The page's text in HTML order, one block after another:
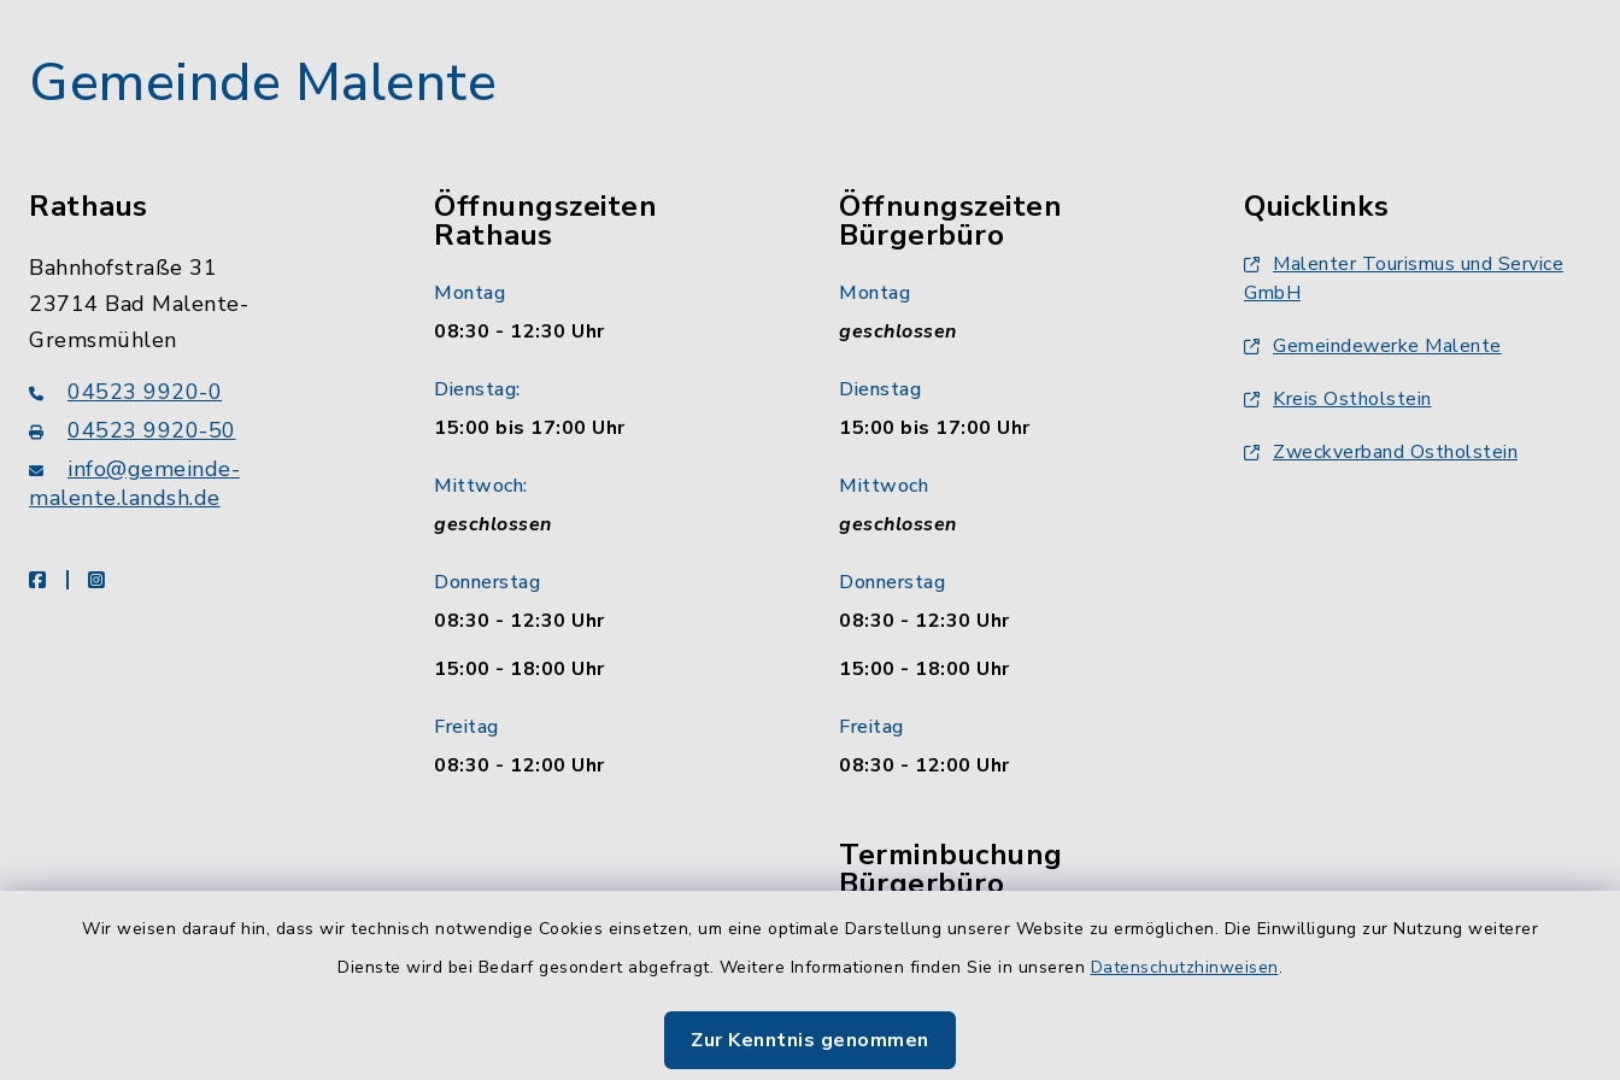
Wir weisen darauf hin, dass wir technisch notwendige Cookies einsetzen, um eine optimale Darstellung unserer Website zu ermöglichen. Die Einwilligung zur Nutzung weiterer
Dienste wird bei Bedarf gesondert abgefragt. Weitere Informationen finden Sie in unseren Datenschutzhinweisen.
Zur Kenntnis genommen
Gemeinde Malente
Rathaus
Bahnhofstraße 31
23714 Bad Malente-
Gremsmühlen
04523 9920-0
04523 9920-50
info@gemeinde-
malente.landsh.de
facebookinstagram
Öffnungszeiten
Rathaus
Montag
08:30 - 12:30 Uhr
Dienstag:
15:00 bis 17:00 Uhr
Mittwoch:
geschlossen
Donnerstag
08:30 - 12:30 Uhr
15:00 - 18:00 Uhr
Freitag
08:30 - 12:00 Uhr
Öffnungszeiten
Bürgerbüro
Montag
geschlossen
Dienstag
15:00 bis 17:00 Uhr
Mittwoch
geschlossen
Donnerstag
08:30 - 12:30 Uhr
15:00 - 18:00 Uhr
Freitag
08:30 - 12:00 Uhr
Terminbuchung
Bürgerbüro
Vereinbaren Sie hier bequem
online Ihren Termin für das
Jetzt Termin buchen
Quicklinks
Malenter Tourismus und Service
GmbH
Gemeindewerke Malente
Kreis Ostholstein
Zweckverband Ostholstein